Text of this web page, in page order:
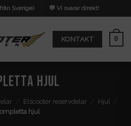
Sverige) 💬 Vi svarar direkt!
KONTAKT 0
hjul
Elscooter reservdelar Hjul
hjul